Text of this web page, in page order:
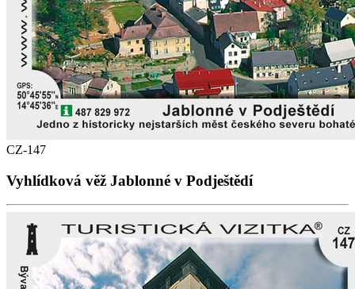
CZ-147
Vyhlídková věž Jablonné v Podještědí